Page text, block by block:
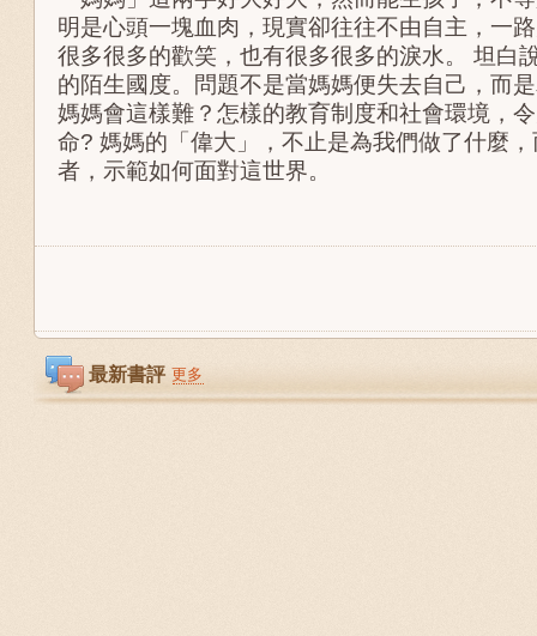
明是心頭一塊血肉，現實卻往往不由自主，一
很多很多的歡笑，也有很多很多的淚水。 坦白
的陌生國度。問題不是當媽媽便失去自己，而
媽媽會這樣難？怎樣的教育制度和社會環境，
命? 媽媽的「偉大」，不止是為我們做了什麼
者，示範如何面對這世界。
最新書評 更多